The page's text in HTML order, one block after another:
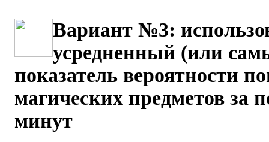
Вариант №3:
усредненный (или
показатель вероятности
магических предметов за
минут